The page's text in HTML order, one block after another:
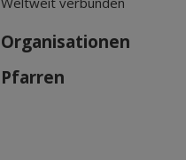
Organisationen
Pfarren